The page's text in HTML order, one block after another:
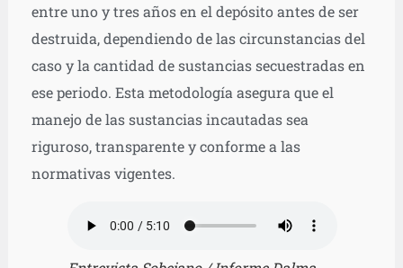
entre uno y tres años en el depósito antes de ser
destruida, dependiendo de las circunstancias del
caso y la cantidad de sustancias secuestradas en
ese periodo. Esta metodología asegura que el
manejo de las sustancias incautadas sea
riguroso, transparente y conforme a las
normativas vigentes.